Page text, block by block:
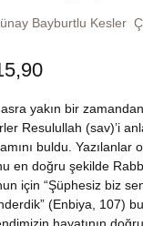
Bayburtlu Kesler
yakın bir
Resulullah (sav)’i
buldu. Yazılanlar
en doğru şekilde
için “Şüphesiz biz
(Enbiya, 107)